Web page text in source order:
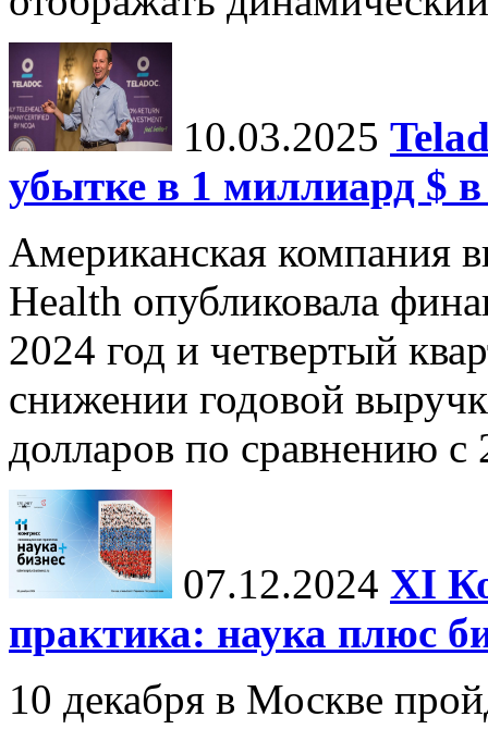
10.03.2025
убытке в 1 миллиард $ в
Американская компания
Health опубликовала
2024 год и четвертый
снижении годовой
долларов по сравнению с
07.12.2024 ХI
практика: наука плюс
10 декабря в Москве